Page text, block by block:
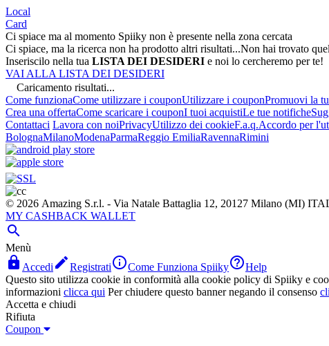
Local
Card
Ci spiace ma al momento Spiiky non è presente nella zona cercata
Ci spiace, ma la ricerca non ha prodotto altri risultati...Non hai trovato
Inseriscilo nella tua LISTA DEI DESIDERI e noi lo cercheremo per te!
VAI ALLA LISTA DEI DESIDERI
Caricamento risultati...
Come funzionaCome utilizzare i couponUtilizzare i couponPromuovi la
Crea una offertaCome scaricare i couponI tuoi acquistiLe tue notifiche
Contattaci Lavora con noiPrivacyUtilizzo dei cookieF.a.q.Accordo per
BolognaMilanoModenaParmaReggio EmiliaRavennaRimini
© 2026 Amazing S.r.l. - Via Natale Battaglia 12, 20127 Milano (MI)
MY CASHBACK WALLET

Menù
 Accedi RegistratiCome Funziona SpiikyHelp
Questo sito utilizza cookie in conformità alla cookie policy di Spiiky e
informazioni clicca qui Per chiudere questo banner negando il consenso
Accetta e chiudi
Rifiuta
Coupon